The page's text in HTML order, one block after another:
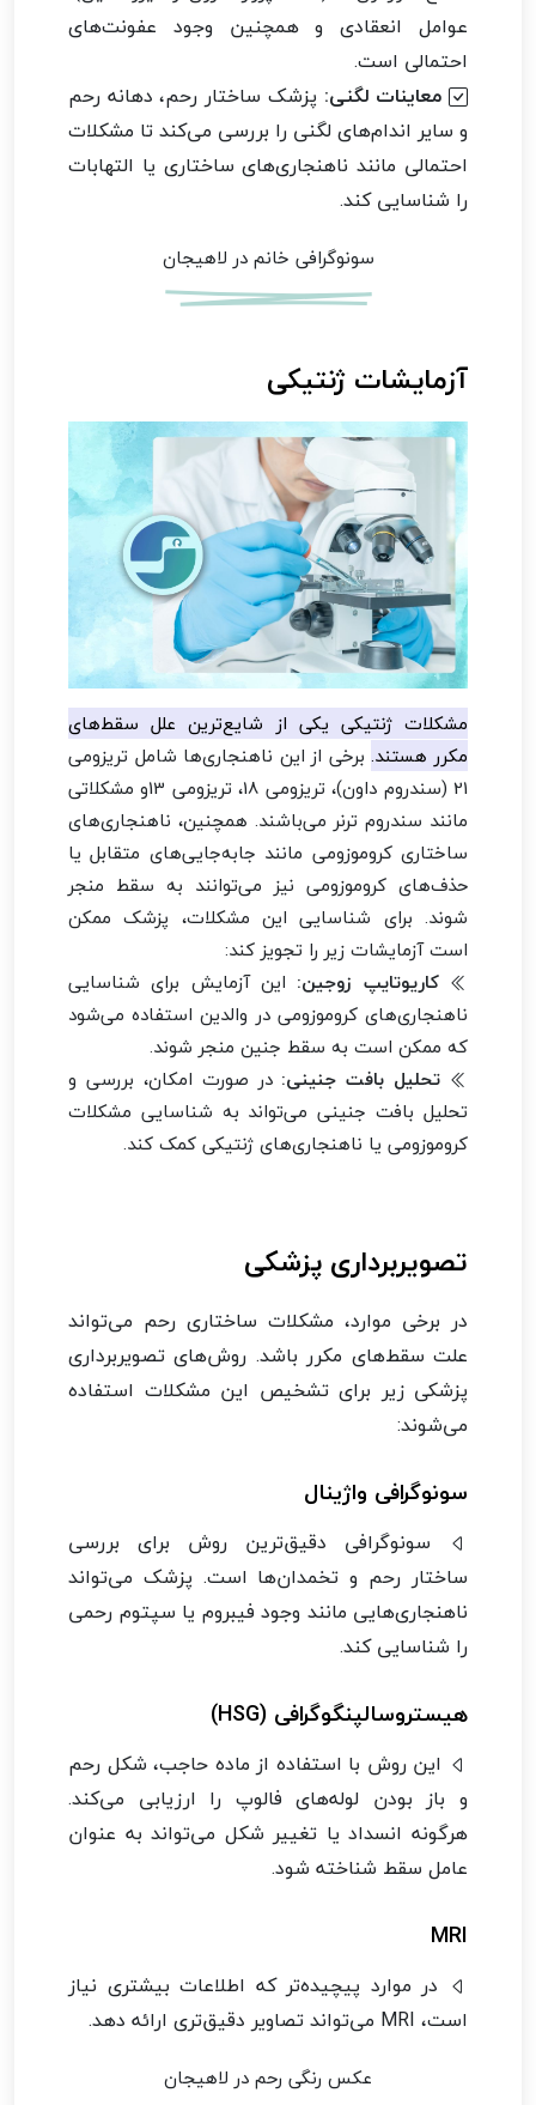
عوامل انعقادی و همچنین وجود عفونت‌های
احتمالی است.
معاینات لگنی: پزشک ساختار رحم، دهانه رحم
و سایر اندام‌های لگنی را بررسی می‌کند تا مشکلات
احتمالی مانند ناهنجاری‌های ساختاری یا التهابات
را شناسایی کند.
سونوگرافی خانم در لاهیجان
آزمایشات ژنتیکی
مشکلات ژنتیکی یکی از شایع‌ترین علل سقط‌های
مکرر هستند.برخی از این ناهنجاری‌ها شامل تریزومی
21 (سندروم داون)، تریزومی 18، تریزومی 13و مشکلاتی
مانند سندروم ترنر می‌باشند. همچنین، ناهنجاری‌های
ساختاری کروموزومی مانند جابه‌جایی‌های متقابل یا
حذف‌های کروموزومی نیز می‌توانند به سقط منجر
شوند. برای شناسایی این مشکلات، پزشک ممکن
است آزمایشات زیر را تجویز کند:
کاریوتایپ زوجین: این آزمایش برای شناسایی
ناهنجاری‌های کروموزومی در والدین استفاده می‌شود
که ممکن است به سقط جنین منجر شوند.
تحلیل بافت جنینی: در صورت امکان، بررسی و
تحلیل بافت جنینی می‌تواند به شناسایی مشکلات
کروموزومی یا ناهنجاری‌های ژنتیکی کمک کند.
تصویربرداری پزشکی
در برخی موارد، مشکلات ساختاری رحم می‌تواند
علت سقط‌های مکرر باشد. روش‌های تصویربرداری
پزشکی زیر برای تشخیص این مشکلات استفاده
می‌شوند:
سونوگرافی واژینال
سونوگرافی دقیق‌ترین روش برای بررسی
ساختار رحم و تخمدان‌ها است. پزشک می‌تواند
ناهنجاری‌هایی مانند وجود فیبروم یا سپتوم رحمی
را شناسایی کند.
هیستروسالپنگوگرافی (HSG)
این روش با استفاده از ماده حاجب، شکل رحم
و باز بودن لوله‌های فالوپ را ارزیابی می‌کند.
هرگونه انسداد یا تغییر شکل می‌تواند به عنوان
عامل سقط شناخته شود.
MRI
در موارد پیچیده‌تر که اطلاعات بیشتری نیاز
است، MRI می‌تواند تصاویر دقیق‌تری ارائه دهد.
عکس رنگی رحم در لاهیجان